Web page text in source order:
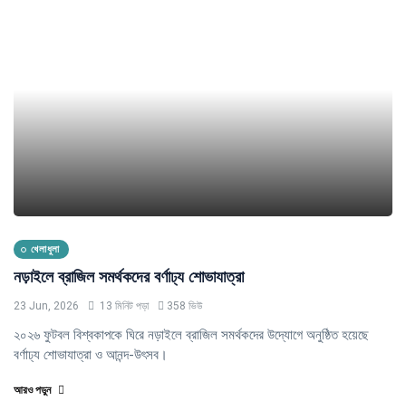
খেলাধুলা
নড়াইলে ব্রাজিল সমর্থকদের বর্ণাঢ্য শোভাযাত্রা
23 Jun, 2026 13 মিনিট পড়া 358 ভিউ
২০২৬ ফুটবল বিশ্বকাপকে ঘিরে নড়াইলে ব্রাজিল সমর্থকদের উদ্যোগে অনুষ্ঠিত হয়েছে
বর্ণাঢ্য শোভাযাত্রা ও আনন্দ-উৎসব।
আরও পড়ুন